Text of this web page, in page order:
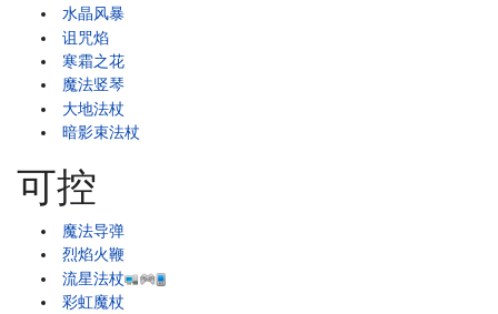
水晶风暴
诅咒焰
寒霜之花
魔法竖琴
大地法杖
暗影束法杖
可控
魔法导弹
烈焰火鞭
流星法杖
彩虹魔杖